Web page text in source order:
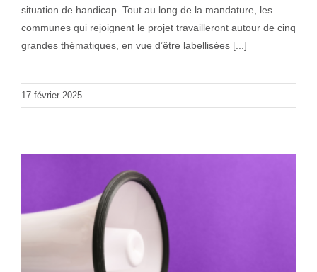
situation de handicap. Tout au long de la mandature, les
communes qui rejoignent le projet travailleront autour de cinq
grandes thématiques, en vue d’être labellisées [...]
17 février 2025